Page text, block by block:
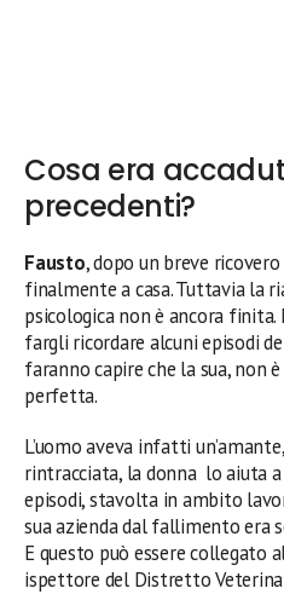
Cosa era
precedenti?
Fausto, dopo un breve
finalmente a casa. Tuttavia la
psicologica non è ancora finita.
fargli ricordare alcuni episodi
faranno capire che la sua, non
perfetta.
L’uomo aveva infatti
rintracciata, la donna lo aiuta
episodi, stavolta in ambito
sua azienda dal fallimento era
E questo può essere collegato
ispettore del Distretto